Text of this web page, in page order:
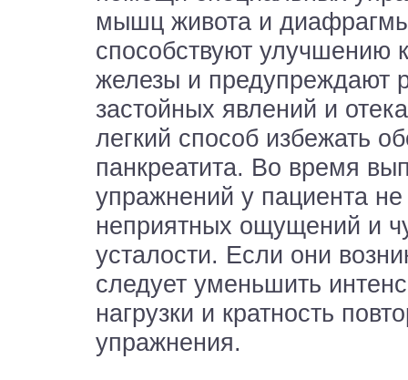
мышц живота и
способствуют улучшению
железы и предупреждают
застойных явлений и
легкий способ избежать
панкреатита. Во время
упражнений у пациента
неприятных ощущений и
усталости. Если они
следует уменьшить
нагрузки и кратность
упражнения.